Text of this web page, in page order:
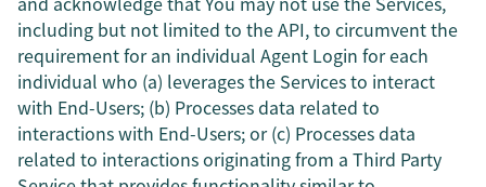
including but not limited to the API, to circumvent the
requirement for an individual Agent Login for each
individual who (a) leverages the Services to interact
with End-Users; (b) Processes data related to
interactions with End-Users; or (c) Processes data
related to interactions originating from a Third Party